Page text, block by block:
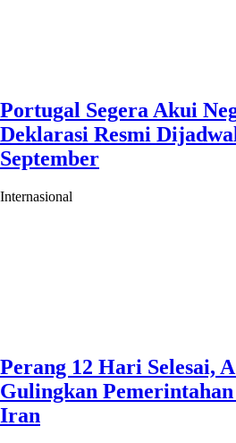
Portugal Segera Akui
Deklarasi Resmi
September
Internasional
Perang 12 Hari Selesai,
Gulingkan
Iran